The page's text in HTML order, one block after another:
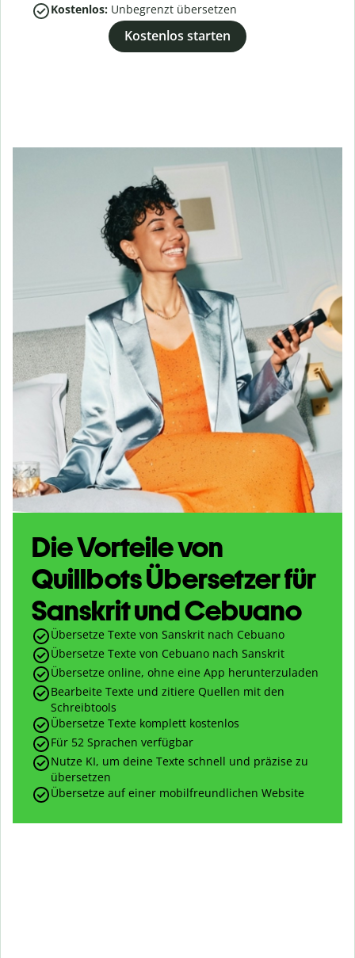
Kostenlos: Unbegrenzt übersetzen
Kostenlos starten
Die Vorteile von
Quillbots Übersetzer für
Sanskrit und Cebuano
Übersetze Texte von Sanskrit nach Cebuano
Übersetze Texte von Cebuano nach Sanskrit
Übersetze online, ohne eine App herunterzuladen
Bearbeite Texte und zitiere Quellen mit den
Schreibtools
Übersetze Texte komplett kostenlos
Für 52 Sprachen verfügbar
Nutze KI, um deine Texte schnell und präzise zu
übersetzen
Übersetze auf einer mobilfreundlichen Website